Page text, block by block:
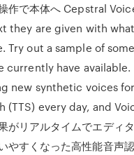
作で本体へ Cepstral
they are given with
Try out a sample of
currently have available.
new synthetic voices
(TTS) every day, and
がリアルタイムでエディ
やすくなった高性能音声